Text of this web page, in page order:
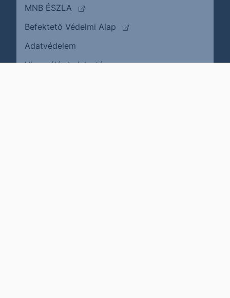
MNB ÉSZLA
(külső oldalra ugrik)
Befektető Védelmi Alap
(külső oldalra ugrik)
Adatvédelem
Visszaélés bejelentése(külső oldalra ugrik)